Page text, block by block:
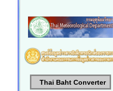
Thai Baht Converter